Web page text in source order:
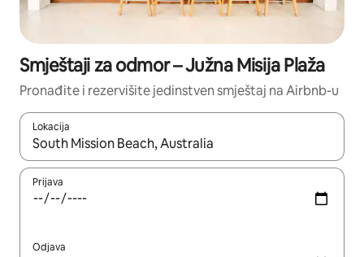
Smještaji za odmor – Južna Misija Plaža
Pronađite i rezervišite jedinstven smještaj na Airbnb-u
Lokacija
Kad su rezultati dostupni, možete da se krećete kroz njih
Prijava
Odjava